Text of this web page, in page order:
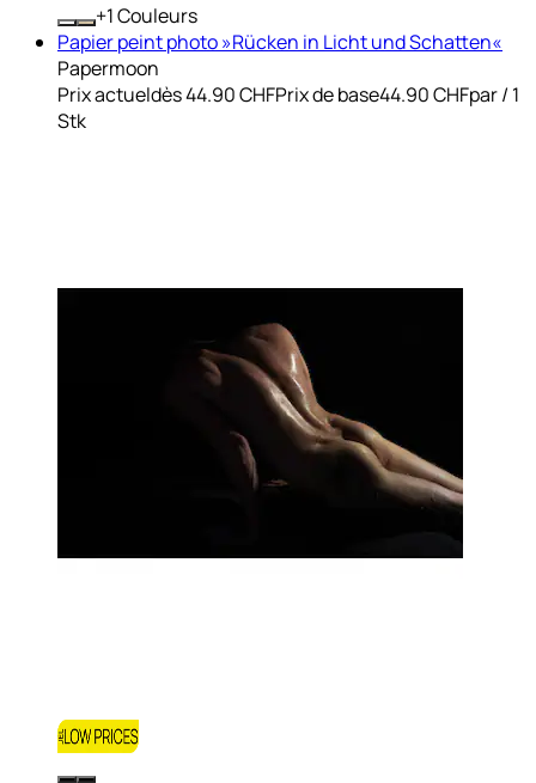
+ Couleurs
Papier peint photo »Rücken in Licht und Schatten«
Papermoon
Prix actueldès44.90 CHFPrix de base44.90 CHFpar/ 1
Stk